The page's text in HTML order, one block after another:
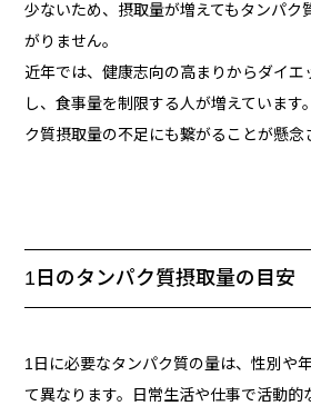
少ないため、摂取量が増えてもタンパク
がりません。
近年では、健康志向の高まりからダイ
し、食事量を制限する人が増えています
ク質摂取量の不足にも繋がることが懸念
1日のタンパク質摂取量の目安
1日に必要なタンパク質の量は、性別や
て異なります。日常生活や仕事で活動的